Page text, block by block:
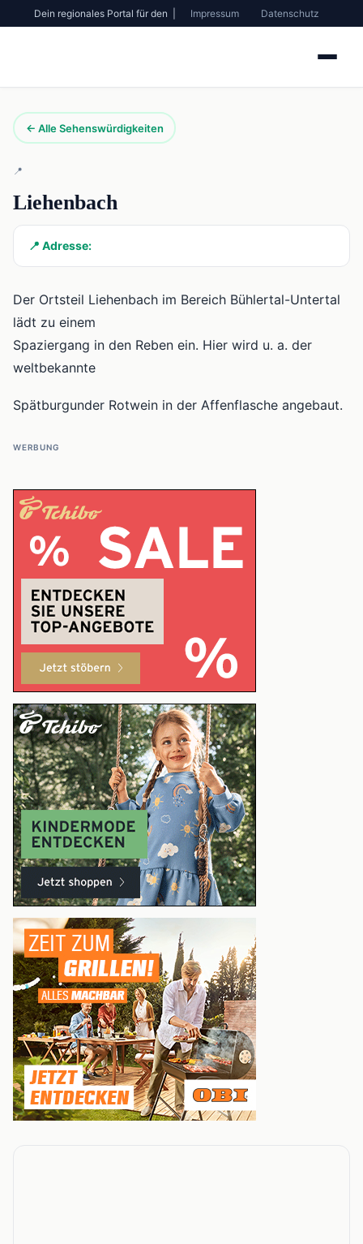
Dein regionales Portal für den | Impressum Datenschutz
← Alle Sehenswürdigkeiten
📍
Liehenbach
📍 Adresse:
Der Ortsteil Liehenbach im Bereich Bühlertal-Untertal
lädt zu einem
Spaziergang in den Reben ein. Hier wird u. a. der
weltbekannte
Spätburgunder Rotwein in der Affenflasche angebaut.
WERBUNG